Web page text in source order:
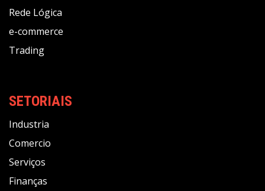
Rede Lógica
e-commerce
Trading
SETORIAIS
Industria
Comercio
Serviços
Finanças